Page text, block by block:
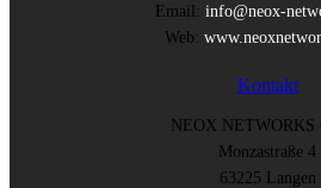
Email: info@neox-
Web:
Kontakt
NEOX NETWORKS
Monzastraße 4
63225 Langen